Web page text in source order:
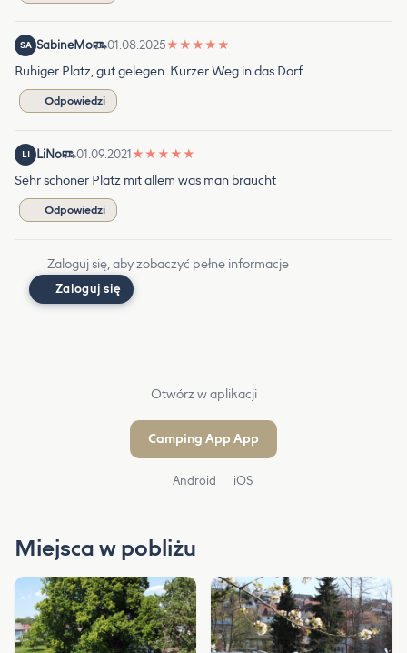
SA SabineMo 01.08.2025★ ★ ★ ★ ★
Ruhiger Platz, gut gelegen. Kurzer Weg in das Dorf
Odpowiedzi
LI LiNo 01.09.2021 ★ ★ ★ ★ ★
Sehr schöner Platz mit allem was man braucht
Odpowiedzi
Zaloguj się, aby zobaczyć pełne informacje
Zaloguj się
Otwórz w aplikacji
Camping App App
Android iOS
Miejsca w pobliżu